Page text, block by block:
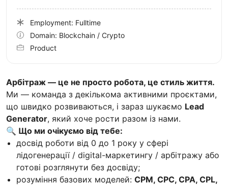
Арбітраж — це не просто робота, це стиль життя.
Ми — команда з декількома активними проєктами,
що швидко розвиваються, і зараз шукаємо Lead
Generator, який хоче рости разом із нами.
🔍 Що ми очікуємо від тебе:
досвід роботи від 0 до 1 року у сфері
лідогенерації / digital-маркетингу / арбітражу або
готові розглянути без досвіду;
розуміння базових моделей: CPM, CPC, CPA, CPL,
Employment: Fulltime
Domain: Blockchain / Crypto
Product